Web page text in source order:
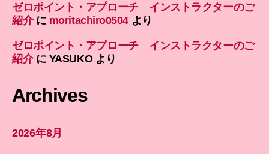
ゼロポイント・アプローチ インストラクターのご
紹介に moritachiro0504 より
ゼロポイント・アプローチ インストラクターのご
紹介に YASUKOより
Archives
2026年8月